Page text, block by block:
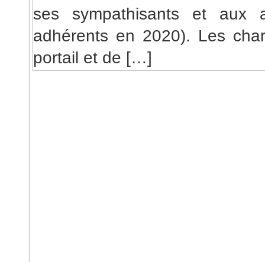
ses sympathisants et aux
adhérents en 2020). Les
portail et de […]